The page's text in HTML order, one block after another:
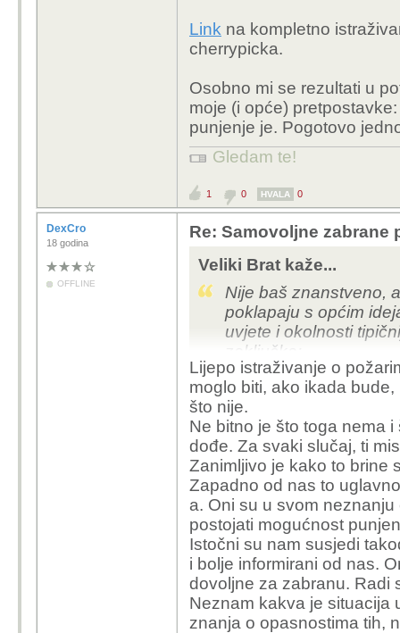
Link na kompletno
cherrypicka.
Osobno mi se rezultati u
moje (i opće)
punjenje je. Pogotovo
Gledam te!
1 0 HVALA 0
DexCro
18 godina
OFFLINE
Re: Samovoljne
Veliki Brat kaže...
Nije baš znanstveno,
poklapaju s općim
uvjete i okolnosti
zaključka:
Conclusion
Vehicle fires in ICE
frequency, ignition
experience fires at a
due to the volatility of
Fires in ICE vehicles
tanks, hot surfaces,
operation or due to
more complex,
triggered by physical
overcharging, or
charging or while
significant role.
Lijepo istraživanje o
moglo biti, ako ikada
što nije.
Ne bitno je što toga nema
dođe. Za svaki slučaj, ti
Zanimljivo je kako to brine
Zapadno od nas to
a. Oni su u svom
postojati mogućnost
Istočni su nam susjedi
i bolje informirani od nas.
dovoljne za zabranu. Radi
Neznam kakva je situacija
znanja o opasnostima tih,